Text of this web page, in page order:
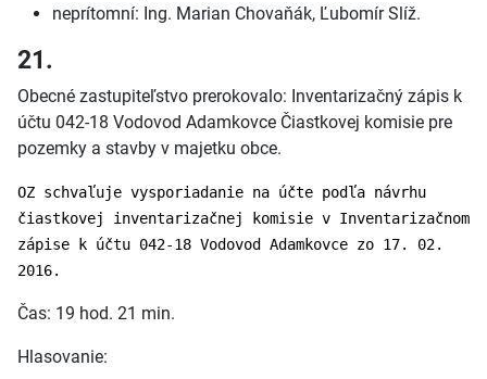
neprítomní: Ing. Marian Chovaňák, Ľubomír Slíž.
21.
Obecné zastupiteľstvo prerokovalo: Inventarizačný zápis k
účtu 042-18 Vodovod Adamkovce Čiastkovej komisie pre
pozemky a stavby v majetku obce.
OZ schvaľuje vysporiadanie na účte podľa návrhu
čiastkovej inventarizačnej komisie v Inventarizačnom
zápise k účtu 042-18 Vodovod Adamkovce zo 17. 02.
2016.
Čas: 19 hod. 21 min.
Hlasovanie: